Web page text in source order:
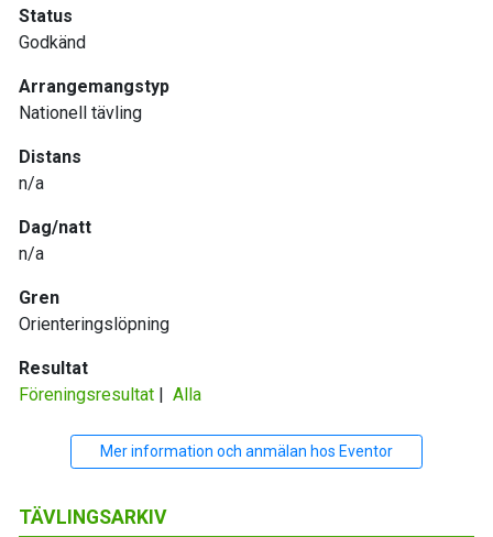
TÄVLINGSARKIV
Status
Godkänd
Arrangemangstyp
Nationell tävling
Distans
n/a
Dag/natt
n/a
Gren
Orienteringslöpning
Resultat
Föreningsresultat | Alla
Mer information och anmälan hos Eventor